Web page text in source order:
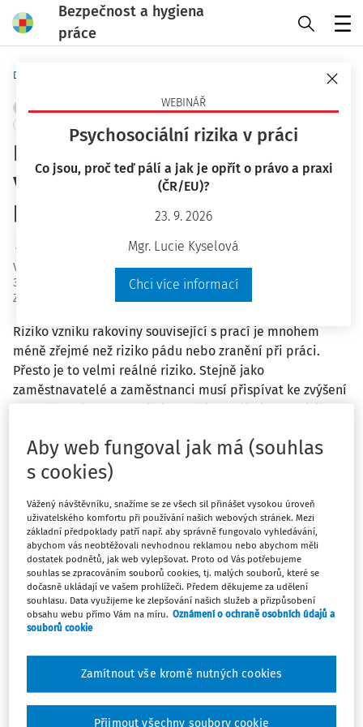
Bezpečnost a hygiena
práce
WEBINÁŘ
Psychosociální rizika v práci
Co jsou, proč teď pálí a jak je opřít o právo a praxi
(ČR/EU)?
23. 9. 2026
Mgr. Lucie Kyselová
Chci více informací
Domů
CHEMICKÉ LÁTKY OCHRANA ZDRAVÍ
ŘÍZENÍ RIZIK
Expozice karcinogenním látkám
vznikajícím během pracovního
procesu
Vydáno
31 minut čtení
Zdroj
Riziko vzniku rakoviny související s prací je mnohem
méně zřejmé než riziko pádu nebo zranění při práci.
Přesto je to velmi reálné riziko. Stejně jako
zaměstnavatelé a zaměstnanci musí přispívat ke zvýšení
bezpečnosti na pracovišti a snažit se eliminovat rizika
karcinogeny a hrát aktivní roli při snižování expozice.
nebezpečným látkám. V mnoha případech si však
neuvědomují, že jsou často vystaveni karcinogenům. Prach
oxidu křemičitého, prach tvrdých dřev, svářečské dýmy a
výfukové plyny naftových motorů patří mezi nejběžnější
procesně generované látky, kterým jsou denně vystaveni
zaměstnanci na mnoha pracovištích. Expozice prachu
krystalického oxidu křemičitého, prachu tvrdých dřev,
motorů jsou rizikové faktory pro vznik rakoviny.
používání zavedených technicko-organizačních opatření a
Aby web fungoval jak má (souhlas
s cookies)
Vážený návštěvníku, snažíme se ze všech sil přinášet vysokou úroveň
uživatelského komfortu při používání našich webových stránek. Mezi
základní předpoklady patří např. aby správně fungovalo vyhledávání,
abychom vás neobtěžovali nevhodnou reklamou nebo abychom měli
dostatek podnětů, jak web vylepšovat. Proto od Vás potřebujeme
souhlas se zpracováním souborů cookies, tj. malých souborů, které se
dočasně ukládají ve vašem prohlížeči. Předem děkujeme za udělení
souhlasu. Data využijeme ke zlepšování našich služeb a přizpůsobení
obsahu webu přímo Vám na míru. Oznámení o ochraně osobních údajů a
souborů cookie
Zamítnout vše kromě nutných cookies
Přijmout všechny soubory cookie